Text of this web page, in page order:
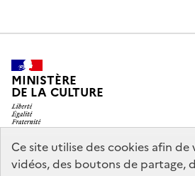
Ce site utilise des cookies afin
vidéos, des boutons de partage,
MINISTÈRE
DE LA CULTURE
legifrance.gouv.fr info.gouv.fr